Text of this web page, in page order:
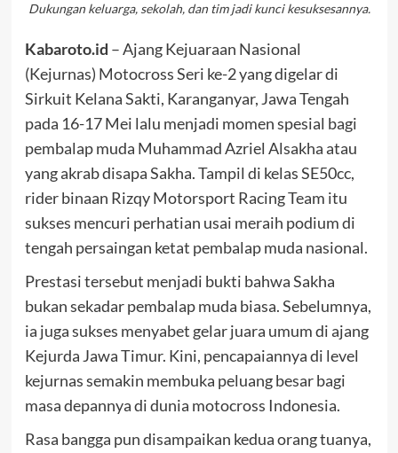
Dukungan keluarga, sekolah, dan tim jadi kunci kesuksesannya.
Kabaroto.id – Ajang Kejuaraan Nasional
(Kejurnas) Motocross Seri ke-2 yang digelar di
Sirkuit Kelana Sakti, Karanganyar, Jawa Tengah
pada 16-17 Mei lalu menjadi momen spesial bagi
pembalap muda Muhammad Azriel Alsakha atau
yang akrab disapa Sakha. Tampil di kelas SE50cc,
rider binaan Rizqy Motorsport Racing Team itu
sukses mencuri perhatian usai meraih podium di
tengah persaingan ketat pembalap muda nasional.
Prestasi tersebut menjadi bukti bahwa Sakha
bukan sekadar pembalap muda biasa. Sebelumnya,
ia juga sukses menyabet gelar juara umum di ajang
Kejurda Jawa Timur. Kini, pencapaiannya di level
kejurnas semakin membuka peluang besar bagi
masa depannya di dunia motocross Indonesia.
Rasa bangga pun disampaikan kedua orang tuanya,